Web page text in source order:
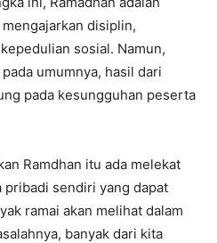
disiplin,
sosial. Namun,
umumnya, hasil dari
pada kesungguhan peserta
Ramdhan itu ada melekat
pribadi sendiri yang dapat
ramai akan melihat dalam
banyak dari kita